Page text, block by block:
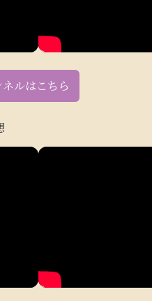
ルはこちら